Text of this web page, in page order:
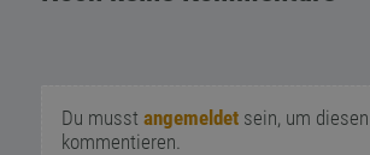
Du musst angemeldetsein, um
kommentieren.